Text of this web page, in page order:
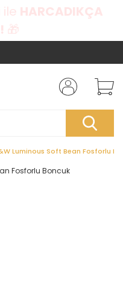
ile HARCADIKÇA
🎁
Luminous Soft Bean Fosforlu